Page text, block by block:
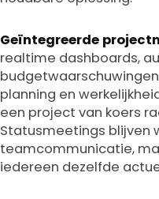
Geïntegreerde
realtime dashboards,
planning en
een project van koers
Statusmeetings blijven
teamcommunicatie,
iedereen dezelfde